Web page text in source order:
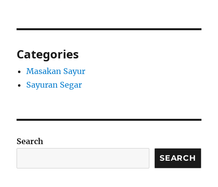
Categories
Masakan Sayur
Sayuran Segar
Search
SEARCH